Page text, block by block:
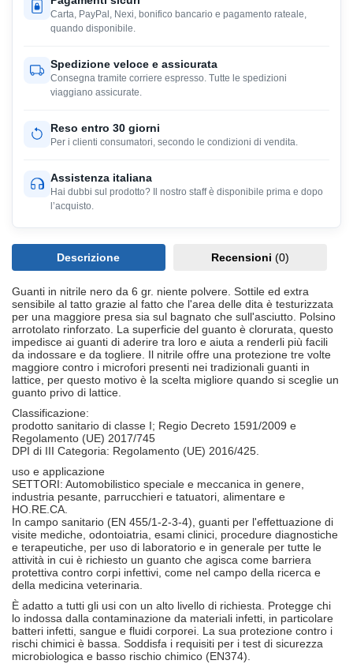
Carta, PayPal, Nexi, bonifico bancario e pagamento rateale,
quando disponibile.
Spedizione veloce e assicurata
Consegna tramite corriere espresso. Tutte le spedizioni
viaggiano assicurate.
Reso entro 30 giorni
Per i clienti consumatori, secondo le condizioni di vendita.
Assistenza italiana
Hai dubbi sul prodotto? Il nostro staff è disponibile prima e dopo
l’acquisto.
Descrizione Recensioni (0)
Guanti in nitrile nero da 6 gr. niente polvere. Sottile ed extra
sensibile al tatto grazie al fatto che l'area delle dita è testurizzata
per una maggiore presa sia sul bagnato che sull'asciutto. Polsino
arrotolato rinforzato. La superficie del guanto è clorurata, questo
impedisce ai guanti di aderire tra loro e aiuta a renderli più facili
da indossare e da togliere. Il nitrile offre una protezione tre volte
maggiore contro i microfori presenti nei tradizionali guanti in
lattice, per questo motivo è la scelta migliore quando si sceglie un
guanto privo di lattice.
Classificazione:
prodotto sanitario di classe I; Regio Decreto 1591/2009 e
Regolamento (UE) 2017/745
DPI di III Categoria: Regolamento (UE) 2016/425.
uso e applicazione
SETTORI: Automobilistico speciale e meccanica in genere,
industria pesante, parrucchieri e tatuatori, alimentare e
HO.RE.CA.
In campo sanitario (EN 455/1-2-3-4), guanti per l'effettuazione di
visite mediche, odontoiatria, esami clinici, procedure diagnostiche
e terapeutiche, per uso di laboratorio e in generale per tutte le
attività in cui è richiesto un guanto che agisca come barriera
protettiva contro corpi infettivi, come nel campo della ricerca e
della medicina veterinaria.
È adatto a tutti gli usi con un alto livello di richiesta. Protegge chi
lo indossa dalla contaminazione da materiali infetti, in particolare
batteri infetti, sangue e fluidi corporei. La sua protezione contro i
rischi chimici è bassa. Soddisfa i requisiti per i test di sicurezza
microbiologica e basso rischio chimico (EN374).